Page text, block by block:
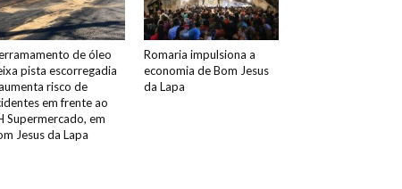
de óleo
pista escorregadia
risco de
em frente ao
Supermercado, em
Jesus da Lapa
Romaria impulsiona a
economia de Bom Jesus
da Lapa